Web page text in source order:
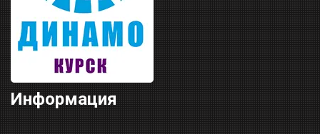
Информация